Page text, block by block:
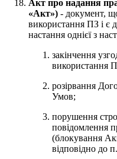
Акт про надання
«Акт») - документ,
використання ПЗ і є
настання однієї з
закінчення
використання
розірвання
Умов;
порушення
повідомлення
(блокування
відповідно до